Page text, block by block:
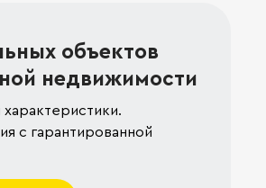
объектов
недвижимости
с гарантированной